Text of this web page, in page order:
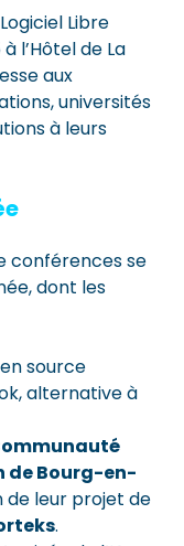
Libre
l’Hôtel de La
aux
universités
à leurs
conférences se
dont les
source
alternative à
de Bourg-en-
de leur projet de
.